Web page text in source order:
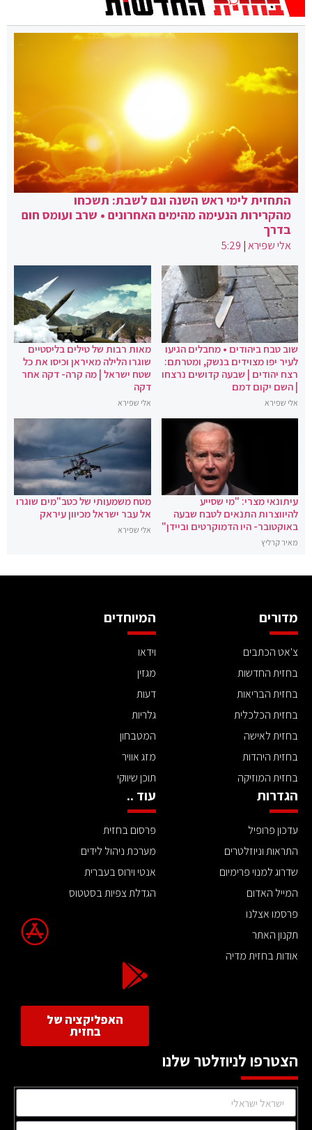
התחזית לימי ראש השנה וגם לשבת: תשכחו
מהקרירות הנעימה מהימים האחרונים • שרב ועומס חום
בדרך
אלי שפירא|
5:29
שוב טבח ביהודים • מחבלים הגיעו
לעיר יפו מצוידים בנשק, ומטרתם:
רצח יהודים | שבעה קדושים נרצחו
| השם יקום דמם
אלי שפירא
מאות רבות של טילים בליסטיים
שוגרו הלילה מאיראן וכיסו את כל
שטח ישראל | מה קרה- דקה אחר
דקה
אלי שפירא
עיתונאי מצרי: "מי שסייע
להיווצרות התנאים לטבח שבעה
באוקטובר- היו הדמוקרטים וביידן"
מאיר קרליץ
מטח משמעותי של כטב"מים שוגרו
אל עבר ישראל מכיוון עיראק
אלי שפירא
מדורים
צ'אט הכתבים
בחזית החדשות
בחזית הבריאות
בחזית הכלכלית
בחזית לאישה
בחזית היהדות
בחזית המוזיקה
המיוחדים
וידאו
מגזין
דעות
גלריות
המטבחון
מזג אוויר
תוכן שיווקי
הגדרות
עדכון פרופיל
התראות וניוזלטרים
שדרוג למנוי פרימיום
המייל האדום
פרסמו אצלנו
תקנון האתר
אודות בחזית מדיה
עוד ..
פרסום בחזית
מערכת ניהול לידים
אנטי וירוס בעברית
הגדלת צפיות בסטטוס
האפליקציה של
בחזית
הצטרפו לניוזלטר שלנו